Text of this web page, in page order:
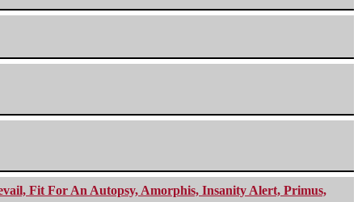
Fit For An Autopsy, Amorphis, Insanity Alert, Primus,